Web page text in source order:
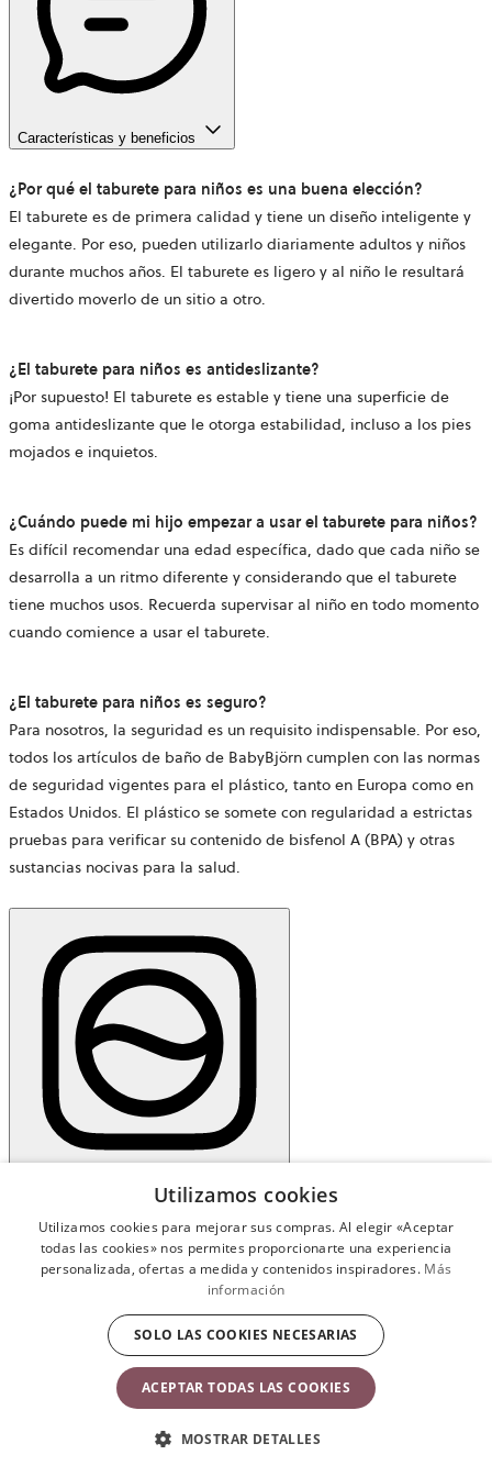
Características y beneficios
¿Por qué el taburete para niños es una buena elección?
El taburete es de primera calidad y tiene un diseño inteligente y
elegante. Por eso, pueden utilizarlo diariamente adultos y niños
durante muchos años. El taburete es ligero y al niño le resultará
divertido moverlo de un sitio a otro.
¿El taburete para niños es antideslizante?
¡Por supuesto! El taburete es estable y tiene una superficie de
goma antideslizante que le otorga estabilidad, incluso a los pies
mojados e inquietos.
¿Cuándo puede mi hijo empezar a usar el taburete para niños?
Es difícil recomendar una edad específica, dado que cada niño se
desarrolla a un ritmo diferente y considerando que el taburete
tiene muchos usos. Recuerda supervisar al niño en todo momento
cuando comience a usar el taburete.
¿El taburete para niños es seguro?
Para nosotros, la seguridad es un requisito indispensable. Por eso,
todos los artículos de baño de BabyBjörn cumplen con las normas
de seguridad vigentes para el plástico, tanto en Europa como en
Estados Unidos. El plástico se somete con regularidad a estrictas
pruebas para verificar su contenido de bisfenol A (BPA) y otras
sustancias nocivas para la salud.
Materiales e instrucciones de lavado
Material
Simplemente limpia o lava el taburete para niños.
Utilizamos cookies
Utilizamos cookies para mejorar sus compras. Al elegir «Aceptar
todas las cookies» nos permites proporcionarte una experiencia
personalizada, ofertas a medida y contenidos inspiradores. Más
información
ACEPTAR TODAS LAS COOKIES
SOLO LAS COOKIES NECESARIAS
MOSTRAR DETALLES